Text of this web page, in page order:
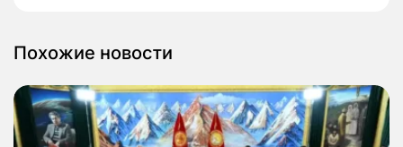
Похожие новости